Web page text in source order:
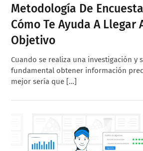
Metodología De
Cómo Te Ayuda A Llegar
Objetivo
Cuando se realiza una investigación y
fundamental obtener información
mejor sería que […]